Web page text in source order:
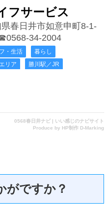
フサービス
春日井市如意申町8-1-
34-2004
・生活
暮らし
リア
勝川駅／JR
0568春日井ナビ | いい感じのナビサイト
Produce by HP制作 D-Marking
がですか？